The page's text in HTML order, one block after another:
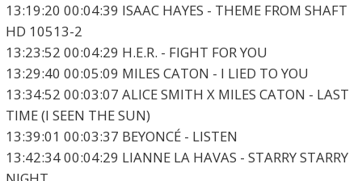
13:19:20 00:04:39 ISAAC HAYES - THEME FROM SHAFT
HD 10513-2
13:23:52 00:04:29 H.E.R. - FIGHT FOR YOU
13:29:40 00:05:09 MILES CATON - I LIED TO YOU
13:34:52 00:03:07 ALICE SMITH X MILES CATON - LAST
TIME (I SEEN THE SUN)
13:39:01 00:03:37 BEYONCÉ - LISTEN
13:42:34 00:04:29 LIANNE LA HAVAS - STARRY STARRY